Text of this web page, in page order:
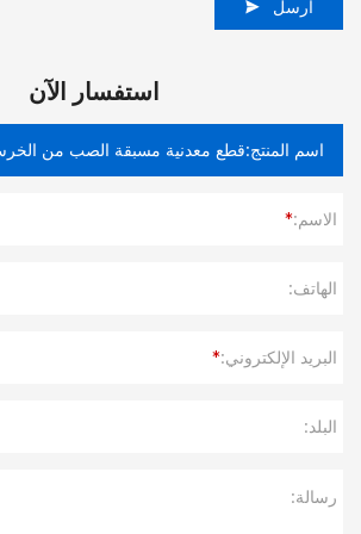
ارسل
استفسار الآن
الاسم:*
الهاتف:
البريد الإلكتروني:*
البلد:
رسالة: